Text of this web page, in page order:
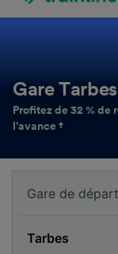
Gare Tarbes
Profitez de 32 % de
l’avance †